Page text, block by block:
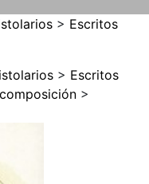
> Escritos
> Escritos
>